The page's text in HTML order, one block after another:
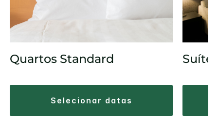
Quartos Standard
selecionar datas
Suíte